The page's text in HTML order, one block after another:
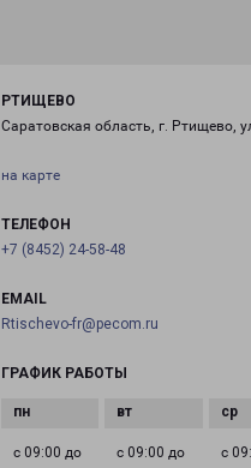
РТИЩЕВО
Саратовская область, г. Ртищево,
на карте
ТЕЛЕФОН
+7 (8452) 24-58-48
EMAIL
Rtischevo-fr@pecom.ru
ГРАФИК РАБОТЫ
с 09:00 до
с 09:00 до
с